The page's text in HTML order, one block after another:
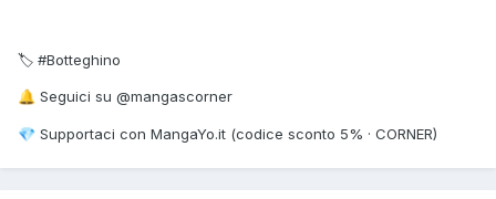
🏷 #Botteghino
🔔 Seguici su @mangascorner
💎 Supportaci con MangaYo.it (codice sconto 5% · CORNER)